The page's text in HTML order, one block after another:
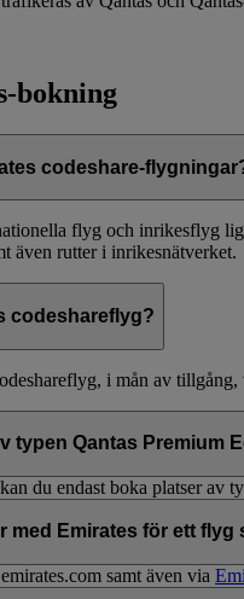
bokning
codeshare-
flyg och inrikesflyg
även rutter i inrikesnätverket.
codeshareflyg?
i mån av tillgång,
typen Qantas Premium
du endast boka platser av
med Emirates för ett flyg
samt även via